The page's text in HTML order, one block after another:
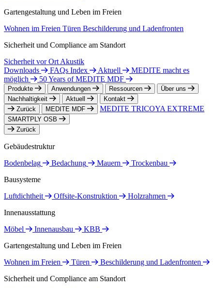
Gartengestaltung und Leben im Freien
Wohnen im Freien Türen Beschilderung und Ladenfronten
Sicherheit und Compliance am Standort
Sicherheit vor Ort Akustik
Downloads
FAQs Index Aktuell
MEDITE macht es
möglich
50 Years of MEDITE MDF
Produkte Anwendungen Ressourcen
Über uns
Nachhaltigkeit
Aktuell
Kontakt
Zurück
MEDITE MDF MEDITE TRICOYA EXTREME
SMARTPLY OSB
Zurück
Gebäudestruktur
Bodenbelag
Bedachung Mauern
Trockenbau
Bausysteme
Luftdichtheit
Offsite-Konstruktion
Holzrahmen
Innenausstattung
Möbel
Innenausbau
KBB
Gartengestaltung und Leben im Freien
Wohnen im Freien
Türen
Beschilderung und Ladenfronten
Sicherheit und Compliance am Standort